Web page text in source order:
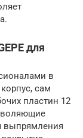
для
в
сам
пластин 12
выпрямления